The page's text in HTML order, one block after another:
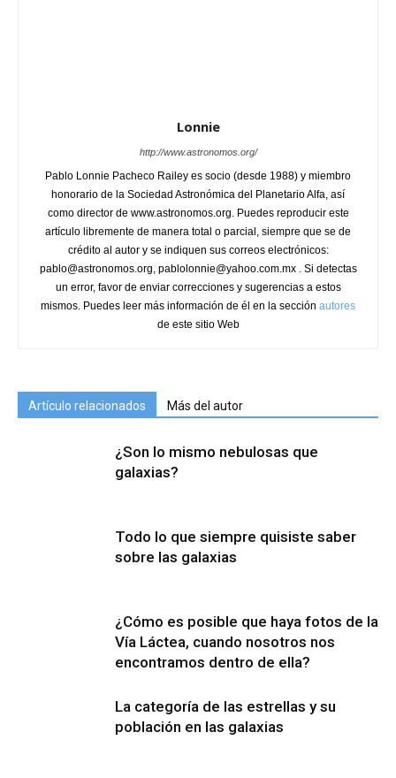
Lonnie
http://www.astronomos.org/
Pablo Lonnie Pacheco Railey es socio (desde 1988) y miembro
honorario de la Sociedad Astronómica del Planetario Alfa, así
como director de www.astronomos.org. Puedes reproducir este
artículo libremente de manera total o parcial, siempre que se de
crédito al autor y se indiquen sus correos electrónicos:
pablo@astronomos.org, pablolonnie@yahoo.com.mx . Si detectas
un error, favor de enviar correcciones y sugerencias a estos
mismos. Puedes leer más información de él en la sección autores
de este sitio Web
Artículo relacionados Más del autor
¿Son lo mismo nebulosas que
galaxias?
Todo lo que siempre quisiste saber
sobre las galaxias
¿Cómo es posible que haya fotos de la
Vía Láctea, cuando nosotros nos
encontramos dentro de ella?
La categoría de las estrellas y su
población en las galaxias